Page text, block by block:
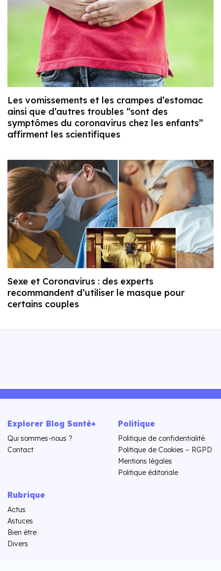
Les vomissements et les crampes d’estomac
ainsi que d’autres troubles “sont des
symptômes du coronavirus chez les enfants”
affirment les scientifiques
Sexe et Coronavirus : des experts
recommandent d’utiliser le masque pour
certains couples
Explorer Blog Santé+
Qui sommes-nous ?
Contact
Politique
Politique de confidentialité
Politique de Cookies – RGPD
Mentions légales
Politique éditoriale
Rubrique
Actus
Astuces
Bien être
Divers